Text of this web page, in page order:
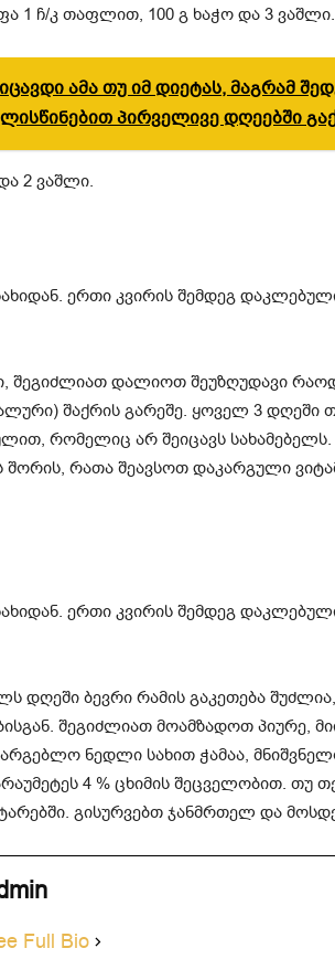
1 ჩ/კ თაფლით, 100 გ ხაჭო და 3 ვაშლი.
ამა თუ იმ დიეტას, მაგრამ
პირველივე დღეებში
2 ვაშლი.
შეგიძლიათ დალიოთ შეუზღუდავი
შაქრის გარეშე. ყოველ 3 დღეში
რომელიც არ შეიცავს
შორის, რათა შეავსოთ დაკარგული
დღეში ბევრი რამის გაკეთება
შეგიძლიათ მოამზადოთ პიურე,
ნედლი სახით ჭამაა,
4 % ცხიმის შეცველობით. თუ
გისურვებთ ჯანმრთელ და
Full Bio